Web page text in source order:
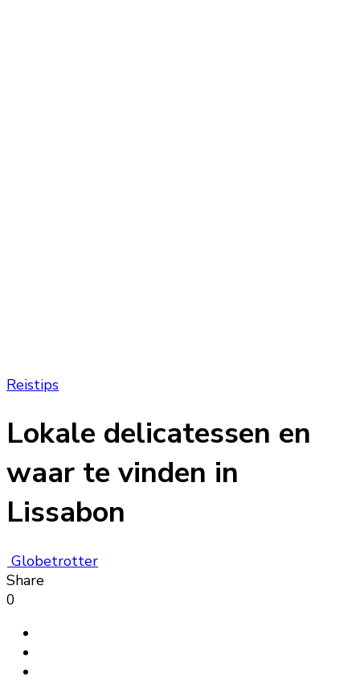
Reistips
Lokale delicatessen en
waar te vinden in
Lissabon
Globetrotter
Share
0